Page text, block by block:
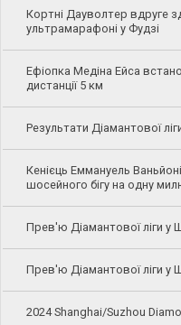
Кортні Дауволтер вдруге
ультрамарафоні у Фудзі
Ефіопка Медіна Ейса
дистанції 5 км
Результати Діамантової
Кенієць Еммануель
шосейного бігу на одну
Прев'ю Діамантової ліги у
Прев'ю Діамантової ліги у
2024 Shanghai/Suzhou